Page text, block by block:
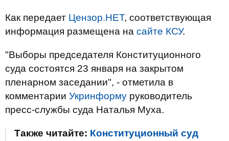
Как передает Цензор.НЕТ, соответствующая
информация размещена на сайте КСУ.
"Выборы председателя Конституционного
суда состоятся 23 января на закрытом
пленарном заседании", - отметила в
комментарии Укринформу руководитель
пресс-службы суда Наталья Муха.
Также читайте: Конституционный суд